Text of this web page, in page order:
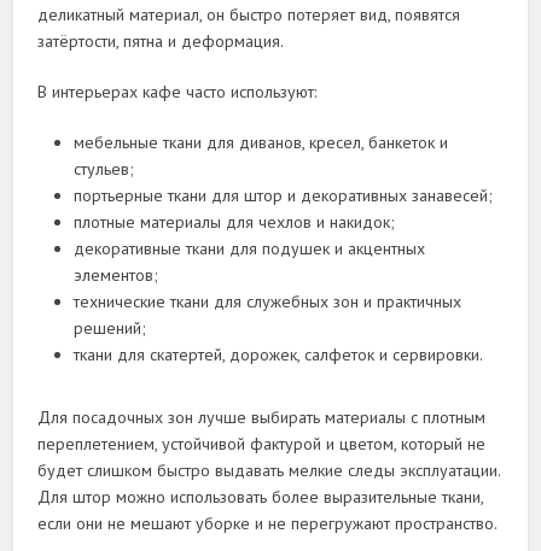
деликатный материал, он быстро потеряет вид, появятся
затёртости, пятна и деформация.
В интерьерах кафе часто используют:
мебельные ткани для диванов, кресел, банкеток и
стульев;
портьерные ткани для штор и декоративных занавесей;
плотные материалы для чехлов и накидок;
декоративные ткани для подушек и акцентных
элементов;
технические ткани для служебных зон и практичных
решений;
ткани для скатертей, дорожек, салфеток и сервировки.
Для посадочных зон лучше выбирать материалы с плотным
переплетением, устойчивой фактурой и цветом, который не
будет слишком быстро выдавать мелкие следы эксплуатации.
Для штор можно использовать более выразительные ткани,
если они не мешают уборке и не перегружают пространство.